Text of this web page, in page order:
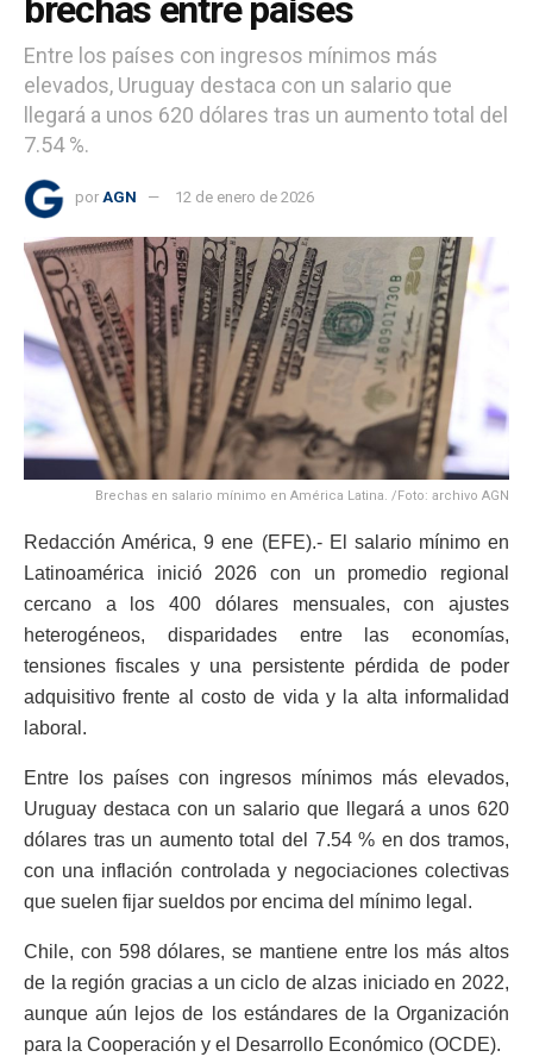
brechas entre países
Entre los países con ingresos mínimos más
elevados, Uruguay destaca con un salario que
llegará a unos 620 dólares tras un aumento total del
7.54 %.
por AGN 12 de enero de 2026
Brechas en salario mínimo en América Latina. /Foto: archivo AGN
Redacción América, 9 ene (EFE).- El salario mínimo en
Latinoamérica inició 2026 con un promedio regional
cercano a los 400 dólares mensuales, con ajustes
heterogéneos, disparidades entre las economías,
tensiones fiscales y una persistente pérdida de poder
adquisitivo frente al costo de vida y la alta informalidad
laboral.
Entre los países con ingresos mínimos más elevados,
Uruguay destaca con un salario que llegará a unos 620
dólares tras un aumento total del 7.54 % en dos tramos,
con una inflación controlada y negociaciones colectivas
que suelen fijar sueldos por encima del mínimo legal.
Chile, con 598 dólares, se mantiene entre los más altos
de la región gracias a un ciclo de alzas iniciado en 2022,
aunque aún lejos de los estándares de la Organización
para la Cooperación y el Desarrollo Económico (OCDE).